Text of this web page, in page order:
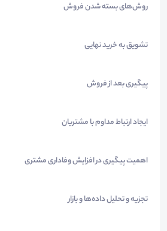
روش‌های بسته شدن فروش
تشویق به خرید نهایی
پیگیری بعد از فروش
ایجاد ارتباط مداوم با مشتریان
اهمیت پیگیری در افزایش وفاداری مشتری
تجزیه و تحلیل داده‌ها و بازار